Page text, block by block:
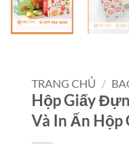
TRANG CHỦ /
Hộp Giấy
Và In Ấn Hộp